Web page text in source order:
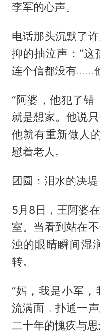
李军的心声。
电话那头沉默了
抑的抽泣声：“这
连个信都没有……
“阿婆，他犯了错
就是想家。他说
他就有重新做人
慰着老人。
团圆：泪水的决堤
5月8日，王阿婆
室。当看到站在
浊的眼睛瞬间湿
转。
“妈，我是小军
流满面，扑通一
二十年的愧疚与思